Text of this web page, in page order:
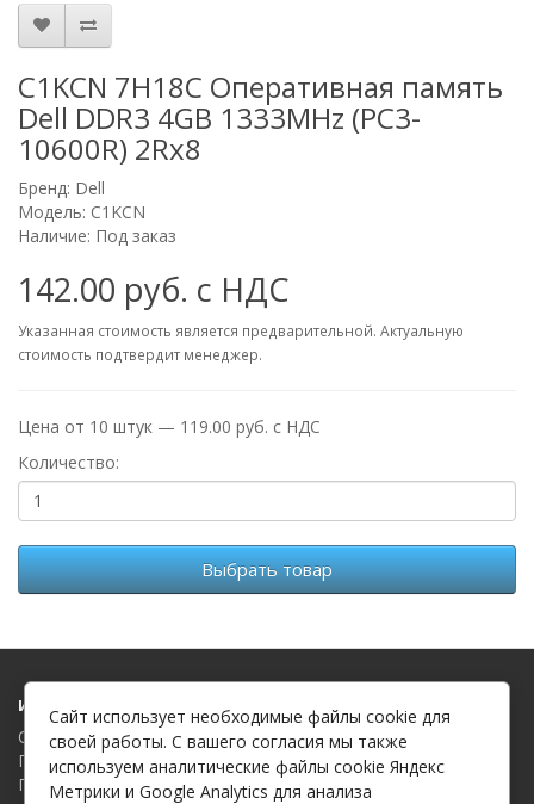
C1KCN 7H18C Оперативная память
Dell DDR3 4GB 1333MHz (PC3-
10600R) 2Rx8
Бренд: Dell
Модель: C1KCN
Наличие: Под заказ
142.00 руб. с НДС
Указанная стоимость является предварительной. Актуальную
стоимость подтвердит менеджер.
Цена от 10 штук — 119.00 руб. с НДС
Количество:
Выбрать товар
Информация
О компании
Политика в отношении обработки файлов cookie
Политика в отношении обработки персональных данных
Сайт использует необходимые файлы cookie для
своей работы. С вашего согласия мы также
используем аналитические файлы cookie Яндекс
Метрики и Google Analytics для анализа